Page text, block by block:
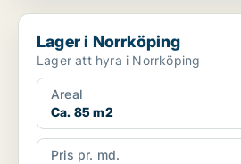
Lager i Norrköping
Lager i Norrköping
Lager att hyra i Norrköping
Areal
Ca. 85 m2
Pris pr. md.